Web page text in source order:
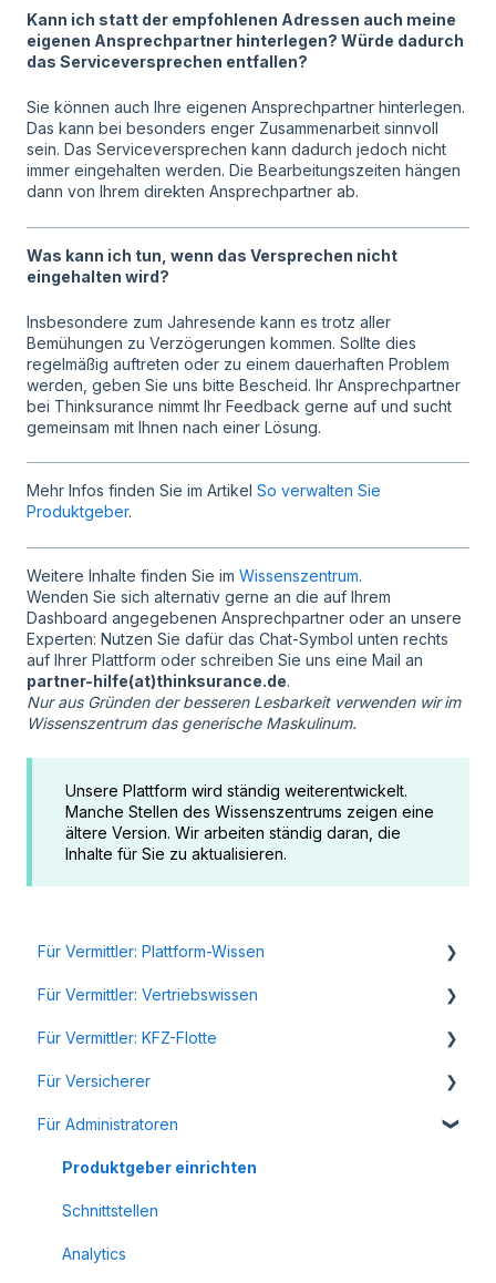
Kann ich statt der empfohlenen Adressen auch meine
eigenen Ansprechpartner hinterlegen? Würde dadurch
das Serviceversprechen entfallen?
Sie können auch Ihre eigenen Ansprechpartner hinterlegen.
Das kann bei besonders enger Zusammenarbeit sinnvoll
sein. Das Serviceversprechen kann dadurch jedoch nicht
immer eingehalten werden. Die Bearbeitungszeiten hängen
dann von Ihrem direkten Ansprechpartner ab.
Was kann ich tun, wenn das Versprechen nicht
eingehalten wird?
Insbesondere zum Jahresende kann es trotz aller
Bemühungen zu Verzögerungen kommen. Sollte dies
regelmäßig auftreten oder zu einem dauerhaften Problem
werden, geben Sie uns bitte Bescheid. Ihr Ansprechpartner
bei Thinksurance nimmt Ihr Feedback gerne auf und sucht
gemeinsam mit Ihnen nach einer Lösung.
Mehr Infos finden Sie im Artikel So verwalten Sie
Produktgeber.
Weitere Inhalte finden Sie im Wissenszentrum.
Wenden Sie sich alternativ gerne an die auf Ihrem
Dashboard angegebenen Ansprechpartner oder an unsere
Experten: Nutzen Sie dafür das Chat-Symbol unten rechts
auf Ihrer Plattform oder schreiben Sie uns eine Mail an
partner-hilfe(at)thinksurance.de.
Nur aus Gründen der besseren Lesbarkeit verwenden wir im
Wissenszentrum das generische Maskulinum.
Unsere Plattform wird ständig weiterentwickelt.
Manche Stellen des Wissenszentrums zeigen eine
ältere Version. Wir arbeiten ständig daran, die
Inhalte für Sie zu aktualisieren.
Für Vermittler: Plattform-Wissen
Ihre Beratung: Überblick
Ihre Beratung: Schritt für Schritt
Ausschreibungen durchführen
Ihre Risikoerfassung
Ihre Beratung: Weitere Funktionen
Ihr Plattform-Zugang
Schnittstellen nutzen
Für Vermittler: Vertriebswissen
Ihr erfolgreicher Start ins Gewerbegeschäft
Autoinhalt
Automaten
Bauleistung
Berufshaftpflicht für Architekten und Ingenieure
Berufshaftpflicht für Ärzte
Für Vermittler: KFZ-Flotte
Plattform-Hilfe
KFZ-Flotte: Vertriebswissen
Renewal
Für Versicherer
Anfragen prüfen und Angebote erstellen
Tarife integrieren
Für Administratoren
Produktgeber einrichten
Schnittstellen
Analytics